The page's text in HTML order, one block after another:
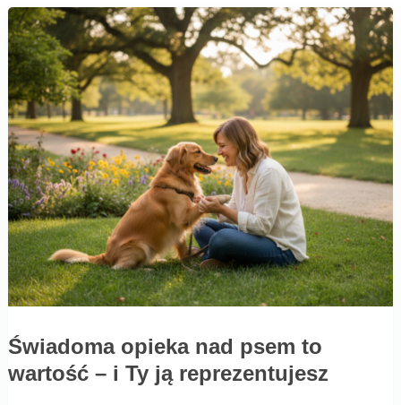
Świadoma opieka nad psem to
wartość – i Ty ją reprezentujesz